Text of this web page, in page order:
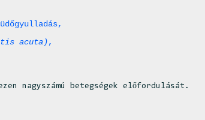
acuta),
nagyszámú betegségek előfordulását.